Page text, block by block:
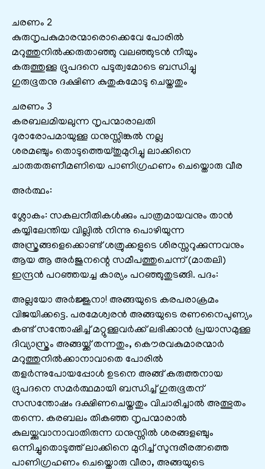
ചരണം 2
കുരുനൃപകുമാരന്മാരൊക്കെവേ പോരിൽ
മറുത്തുനിൽക്കരുതാഞ്ഞു വലഞ്ഞുടൻ നീയും
കരുത്തുള്ള ദ്രുപദനെ പടുത്വമോടെ ബന്ധിച്ചു
ഗുരുഭൂതനു ദക്ഷിണ കുതുകമോടു ചെയ്തതും
ചരണം 3
കരബലമിയലുന്ന നൃപന്മാരാലതി
ദുരാരോപമായുള്ള ധനുസ്സിങ്കൽ നല്ല
ശരമഞ്ചും തൊടുത്തെയ്തുമുറിച്ചു ലാക്കിനെ
ചാരുതരുണീമണിയെ പാണിഗ്രഹണം ചെയ്തൊരു വീര
അർത്ഥം:
ശ്ലോകം: സകലനീതികൾക്കും പാത്രമായവനും താൻ
കയ്യിലേന്തിയ വില്ലിൽ നിന്നു പൊഴിയുന്ന
അസ്ത്രങ്ങളെക്കൊണ്ട് ശത്രുക്കളുടെ ശിരസ്സറുക്കുന്നവനും
ആയ ആ അർജുനന്റെ സമീപത്തുചെന്ന് (മാതലി)
ഇന്ദ്രൻ പറഞ്ഞയച്ച കാര്യം പറഞ്ഞുതുടങ്ങി. പദം:
അല്ലയോ അർജ്ജുനാ! അങ്ങയുടെ കരപരാക്രമം
വിജയിക്കട്ടെ. പരമേശ്വരന്‍ അങ്ങയുടെ രണനൈപുണ്യം
കണ്ട് സന്തോഷിച്ച് മറ്റുള്ളവര്‍ക്ക് ലഭിക്കാന്‍ പ്രയാസമുള്ള
ദിവ്യാസ്ത്രം അങ്ങയ്ക്ക് തന്നതും, കൌരവകുമാരന്മാര്‍
മറുത്തുനില്‍ക്കാനാവാതെ പോരില്‍
തളര്‍ന്നുപോയപ്പോള്‍ ഉടനെ അങ്ങ് കരുത്തനായ
ദ്രുപദനെ സമര്‍ത്ഥമായി ബന്ധിച്ച് ഗുരുഭൂതന്
സസന്തോഷം ദക്ഷിണചെയ്തതും വിചാരിച്ചാല്‍ അത്ഭുതം
തന്നെ. കരബലം തികഞ്ഞ നൃപന്മാരാല്‍
കുലയ്ക്കുവാനാവാതിരുന്ന ധനുസ്സില്‍ ശരങ്ങളഞ്ചും
ഒന്നിച്ചുതൊടുത്ത് ലാക്കിനെ മുറിച്ച് സുന്ദരീരത്നത്തെ
പാണിഗ്രഹണം ചെയ്തൊരു വീരാ, അങ്ങയുടെ